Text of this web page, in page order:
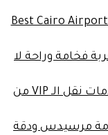
Best Cairo
فخامة وراحة لا
VIP Conference Transportation | خدمات نقل الـ VIP من
مطار القاهرة 2026: فخامة مرسيدس ودقة